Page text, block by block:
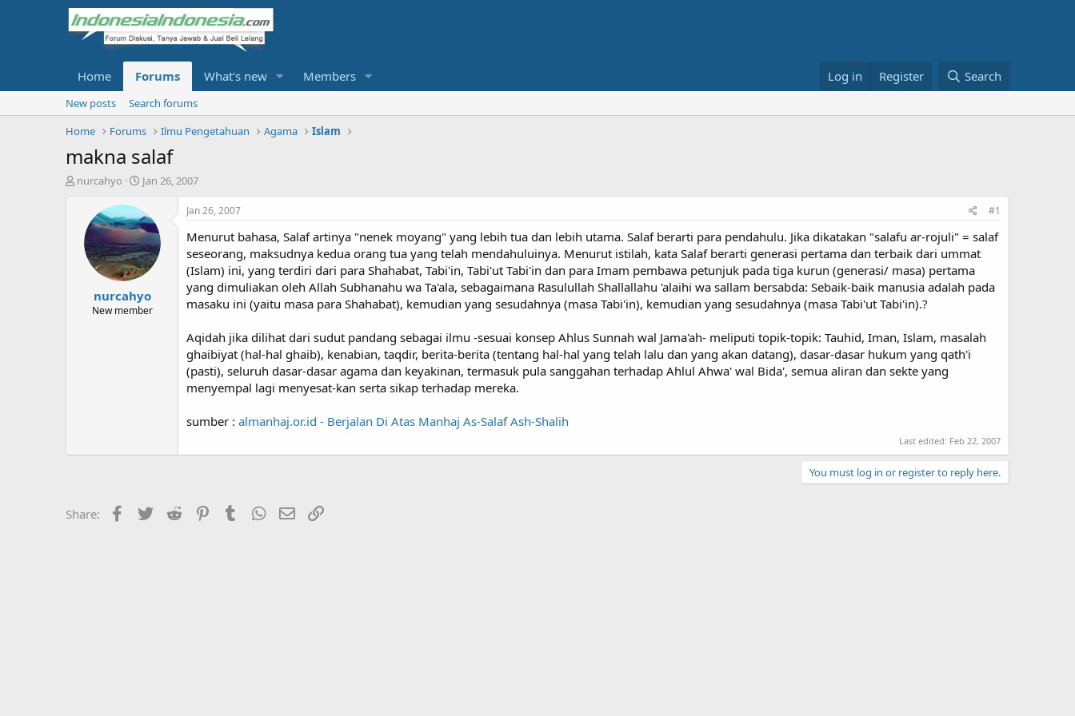
Home Forums What's new Members Log in Register Search
New posts
Search forums
Home
Forums Ilmu Pengetahuan Agama Islam
makna salaf
T
nurcahyo
S
a
r
t
d
a
t
e
Jan 26, 2007
nurcahyo
New member
Jan 26, 2007 #1
Menurut bahasa, Salaf artinya "nenek moyang" yang lebih tua dan lebih utama. Salaf berarti para pendahulu. Jika dikatakan "salafu ar-rojuli" = salaf
seseorang, maksudnya kedua orang tua yang telah mendahuluinya. Menurut istilah, kata Salaf berarti generasi pertama dan terbaik dari ummat
(Islam) ini, yang terdiri dari para Shahabat, Tabi'in, Tabi'ut Tabi'in dan para Imam pembawa petunjuk pada tiga kurun (generasi/ masa) pertama
yang dimuliakan oleh Allah Subhanahu wa Ta'ala, sebagaimana Rasulullah Shallallahu 'alaihi wa sallam bersabda: Sebaik-baik manusia adalah pada
masaku ini (yaitu masa para Shahabat), kemudian yang sesudahnya (masa Tabi'in), kemudian yang sesudahnya (masa Tabi'ut Tabi'in).?
Aqidah jika dilihat dari sudut pandang sebagai ilmu -sesuai konsep Ahlus Sunnah wal Jama'ah- meliputi topik-topik: Tauhid, Iman, Islam, masalah
ghaibiyat (hal-hal ghaib), kenabian, taqdir, berita-berita (tentang hal-hal yang telah lalu dan yang akan datang), dasar-dasar hukum yang qath'i
(pasti), seluruh dasar-dasar agama dan keyakinan, termasuk pula sanggahan terhadap Ahlul Ahwa' wal Bida', semua aliran dan sekte yang
menyempal lagi menyesat-kan serta sikap terhadap mereka.
sumber : almanhaj.or.id - Berjalan Di Atas Manhaj As-Salaf Ash-Shalih
Last edited: Feb 22, 2007
You must log in or register to reply here.
Share: Facebook
Twitter Reddit PinterestTumblrWhatsApp
Email